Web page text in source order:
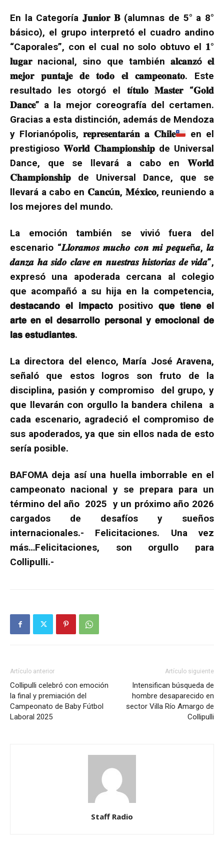
En la Categoría 𝐉𝐮𝐧𝐢𝐨𝐫 𝐁 (alumnas de 5° a 8°
básico), el grupo interpretó el cuadro andino
“Caporales”, con el cual no solo obtuvo el 𝟏°
𝐥𝐮𝐠𝐚𝐫 nacional, sino que también 𝐚𝐥𝐜𝐚𝐧𝐳ó 𝐞𝐥
𝐦𝐞𝐣𝐨𝐫 𝐩𝐮𝐧𝐭𝐚𝐣𝐞 𝐝𝐞 𝐭𝐨𝐝𝐨 𝐞𝐥 𝐜𝐚𝐦𝐩𝐞𝐨𝐧𝐚𝐭𝐨. Este
resultado les otorgó el 𝐭í𝐭𝐮𝐥𝐨 𝐌𝐚𝐬𝐭𝐞𝐫 “𝐆𝐨𝐥𝐝
𝐃𝐚𝐧𝐜𝐞” a la mejor coreografía del certamen.
Gracias a esta distinción, además de Mendoza
y Florianópolis, 𝐫𝐞𝐩𝐫𝐞𝐬𝐞𝐧𝐭𝐚𝐫á𝐧 𝐚 𝐂𝐡𝐢𝐥𝐞
en el
prestigioso 𝐖𝐨𝐫𝐥𝐝 𝐂𝐡𝐚𝐦𝐩𝐢𝐨𝐧𝐬𝐡𝐢𝐩 de Universal
Dance, que se llevará a cabo en 𝐖𝐨𝐫𝐥𝐝
𝐂𝐡𝐚𝐦𝐩𝐢𝐨𝐧𝐬𝐡𝐢𝐩 de Universal Dance, que se
llevará a cabo en 𝐂𝐚𝐧𝐜ú𝐧, 𝐌é𝐱𝐢𝐜𝐨, reuniendo a
los mejores del mundo.
La emoción también se vivió fuera del
escenario “𝑳𝒍𝒐𝒓𝒂𝒎𝒐𝒔 𝒎𝒖𝒄𝒉𝒐 𝒄𝒐𝒏 𝒎𝒊 𝒑𝒆𝒒𝒖𝒆ñ𝒂, 𝒍𝒂
𝒅𝒂𝒏𝒛𝒂 𝒉𝒂 𝒔𝒊𝒅𝒐 𝒄𝒍𝒂𝒗𝒆 𝒆𝒏 𝒏𝒖𝒆𝒔𝒕𝒓𝒂𝒔 𝒉𝒊𝒔𝒕𝒐𝒓𝒊𝒂𝒔 𝒅𝒆 𝒗𝒊𝒅𝒂”,
expresó una apoderada cercana al colegio
que acompañó a su hija en la competencia,
𝗱𝗲𝘀𝘁𝗮𝗰𝗮𝗻𝗱𝗼 𝗲𝗹 𝗶𝗺𝗽𝗮𝗰𝘁𝗼 positivo 𝗾𝘂𝗲 𝘁𝗶𝗲𝗻𝗲 𝗲𝗹
𝗮𝗿𝘁𝗲 𝗲𝗻 𝗲𝗹 𝗱𝗲𝘀𝗮𝗿𝗿𝗼𝗹𝗹𝗼 𝗽𝗲𝗿𝘀𝗼𝗻𝗮𝗹 𝘆 𝗲𝗺𝗼𝗰𝗶𝗼𝗻𝗮𝗹 𝗱𝗲
𝗹𝗮𝘀 𝗲𝘀𝘁𝘂𝗱𝗶𝗮𝗻𝘁𝗲𝘀.
La directora del elenco, María José Aravena,
señaló que estos logros son fruto de la
disciplina, pasión y compromiso del grupo, y
que llevarán con orgullo la bandera chilena a
cada escenario, agradeció el compromiso de
sus apoderados, ya que sin ellos nada de esto
sería posible.
BAFOMA deja así una huella imborrable en el
campeonato nacional y se prepara para un
término del año 2025 y un próximo año 2026
cargados de desafíos y sueños
internacionales.- Felicitaciones. Una vez
más…Felicitaciones, son orgullo para
Collipulli.-
Artículo anterior
Collipulli celebró con emoción
la final y premiación del
Campeonato de Baby Fútbol
Laboral 2025
Artículo siguiente
Intensifican búsqueda de
hombre desaparecido en
sector Villa Río Amargo de
Collipulli
Staff Radio